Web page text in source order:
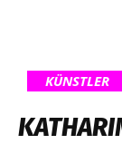
KÜNSTLER